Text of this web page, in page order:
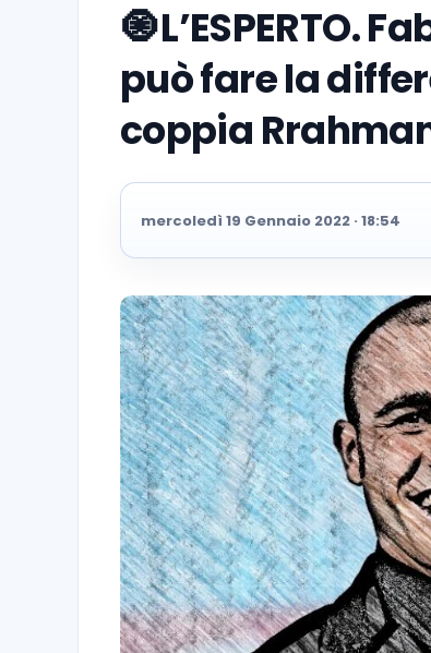
🧿L’ESPERTO.
può fare la
coppia
mercoledì 19 Gennaio 2022 · 18:54